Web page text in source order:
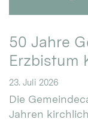
50 Jahre
Erzbistum
23. Juli 2026
Die
Jahren